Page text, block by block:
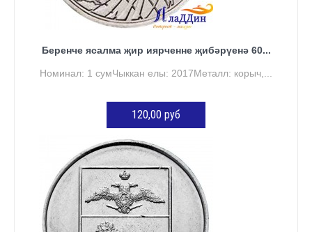
Беренче ясалма җир иярченне җибәрүенә 60...
Номинал: 1 сумЧыккан елы: 2017Металл: корыч,...
120,00 руб
КӘРҖИНГӘ ӨСТӘҮ